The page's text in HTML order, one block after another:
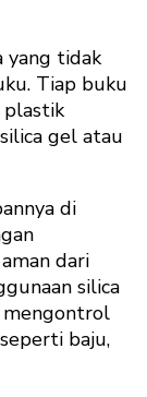
yang tidak
Tiap buku
plastik
gel atau
di
dari
silica
baju,